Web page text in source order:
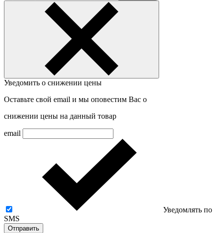
Уведомить о снижении цены
Оставьте свой email и мы оповестим Вас о
снижении цены на данный товар
email
Уведомлять по
SMS
Отправить